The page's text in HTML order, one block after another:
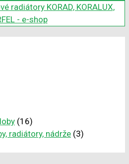
(16)
radiátory, nádrže (3)